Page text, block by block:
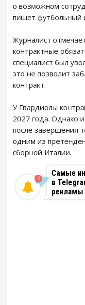
о возможном
пишет футбольный
Журналист
контрактные
специалист был
это не позволит
контракт.
У Гвардиолы
2027 года. Однако
после завершения
одним из
сборной Италии.
Самые
в
рекламы
1